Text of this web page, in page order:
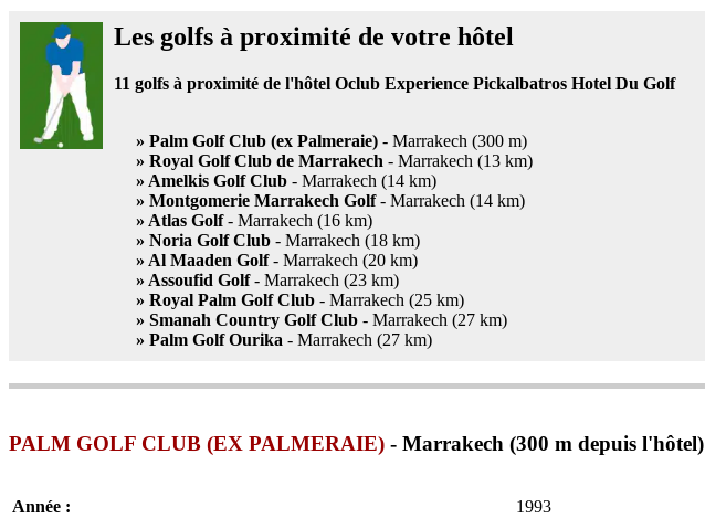
Les golfs à proximité de votre hôtel
11 golfs à proximité de l'hôtel Oclub Experience Pickalbatros Hotel Du Golf
» Palm Golf Club (ex Palmeraie) - Marrakech (300 m)
» Royal Golf Club de Marrakech - Marrakech (13 km)
» Amelkis Golf Club - Marrakech (14 km)
» Montgomerie Marrakech Golf- Marrakech (14 km)
» Atlas Golf- Marrakech (16 km)
» Noria Golf Club - Marrakech (18 km)
» Al Maaden Golf- Marrakech (20 km)
» Assoufid Golf- Marrakech (23 km)
» Royal Palm Golf Club - Marrakech (25 km)
» Smanah Country Golf Club - Marrakech (27 km)
» Palm Golf Ourika - Marrakech (27 km)
PALM GOLF CLUB (EX PALMERAIE) - Marrakech (300 m depuis l'hôtel)
Année :
1993